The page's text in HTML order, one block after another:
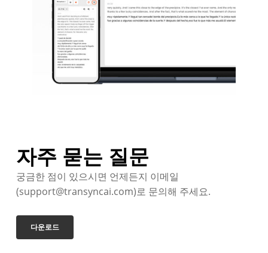
자주 묻는 질문
궁금한 점이 있으시면 언제든지 이메일
(support@transyncai.com)로 문의해 주세요.
다운로드